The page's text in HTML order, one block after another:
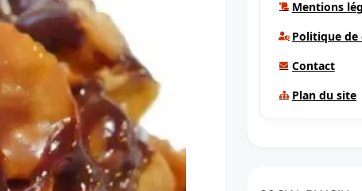
Mentions
Politique
Contact
Plan du site